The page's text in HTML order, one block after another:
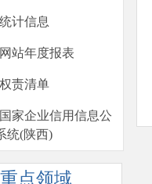
统计信息
网站年度报表
权责清单
国家企业信用信息公
统(陕西)
重点领域